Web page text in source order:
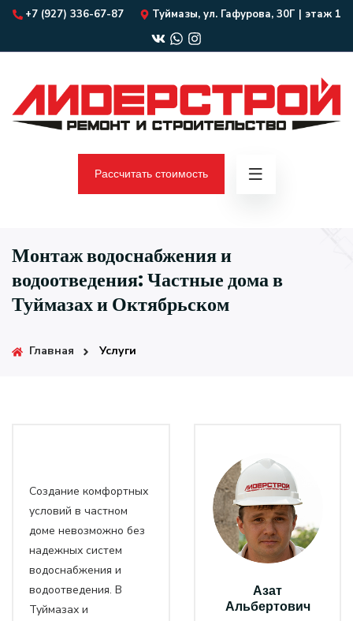
+7 (927) 336-67-87 Туймазы, ул. Гафурова, 30Г | этаж 1
Рассчитать стоимость
Монтаж водоснабжения и
водоотведения: Частные дома в
Туймазах и Октябрьском
Главная Услуги
Создание комфортных
условий в частном
доме невозможно без
надежных систем
водоснабжения и
водоотведения. В
Туймазах и
Азат
Альбертович